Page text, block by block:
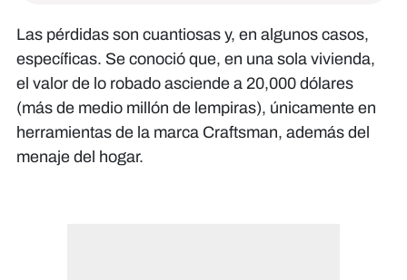
Las pérdidas son cuantiosas y, en algunos casos,
específicas. Se conoció que, en una sola vivienda,
el valor de lo robado asciende a 20,000 dólares
(más de medio millón de lempiras), únicamente en
herramientas de la marca Craftsman, además del
menaje del hogar.